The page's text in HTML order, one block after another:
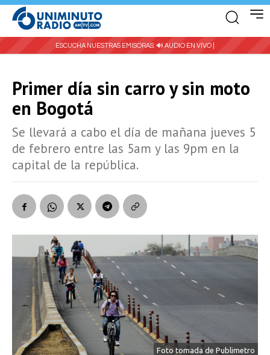
ESCUCHA NUESTRAS EMISORAS: 🔊 AUDIO EN VIVO |
Primer día sin carro y sin moto
en Bogotá
Se llevará a cabo el día de mañana jueves 5
de febrero entre las 5am y las 9pm en la
capital de la república.
Foto tomada de Publimetro